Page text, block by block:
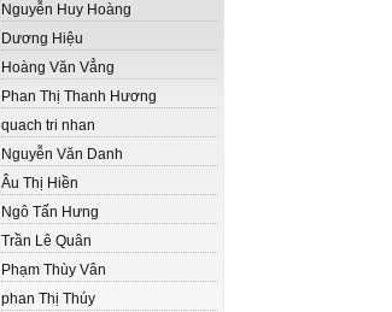
Nguyễn Huy Hoàng
Dương Hiệu
Hoàng Văn Vẳng
Phan Thị Thanh Hương
quach tri nhan
Nguyễn Văn Danh
Âu Thị Hiền
Ngô Tấn Hưng
Trần Lê Quân
Phạm Thùy Vân
phan Thị Thúy